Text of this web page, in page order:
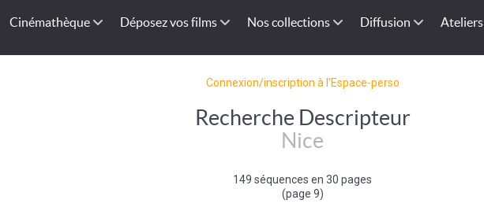
Cinémathèque Déposez vos films Nos collections Diffusion Ateliers
Connexion/inscription à l'Espace-perso
Recherche Descripteur
Nice
149 séquences en 30 pages
(page 9)